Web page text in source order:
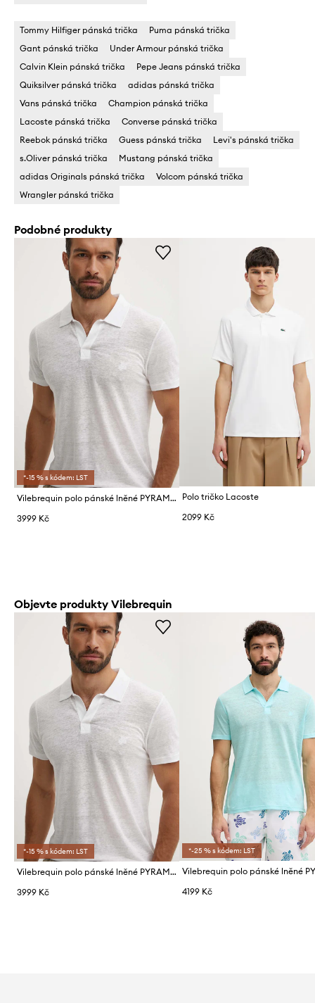
Tommy Hilfiger pánská trička
Puma pánská trička
Gant pánská trička
Under Armour pánská trička
Calvin Klein pánská trička
Pepe Jeans pánská trička
Quiksilver pánská trička
adidas pánská trička
Vans pánská trička
Champion pánská trička
Lacoste pánská trička
Converse pánská trička
Reebok pánská trička
Guess pánská trička
Levi's pánská trička
s.Oliver pánská trička
Mustang pánská trička
adidas Originals pánská trička
Volcom pánská trička
Wrangler pánská trička
Podobné produkty
*-15 % s kódem: LST
Vilebrequin polo pánské lněné PYRAMID
3999 Kč
Polo tričko Lacoste
2099 Kč
Objevte produkty Vilebrequin
*-15 % s kódem: LST
Vilebrequin polo pánské lněné PYRAMID
3999 Kč
*-25 % s kódem: LST
4199 Kč